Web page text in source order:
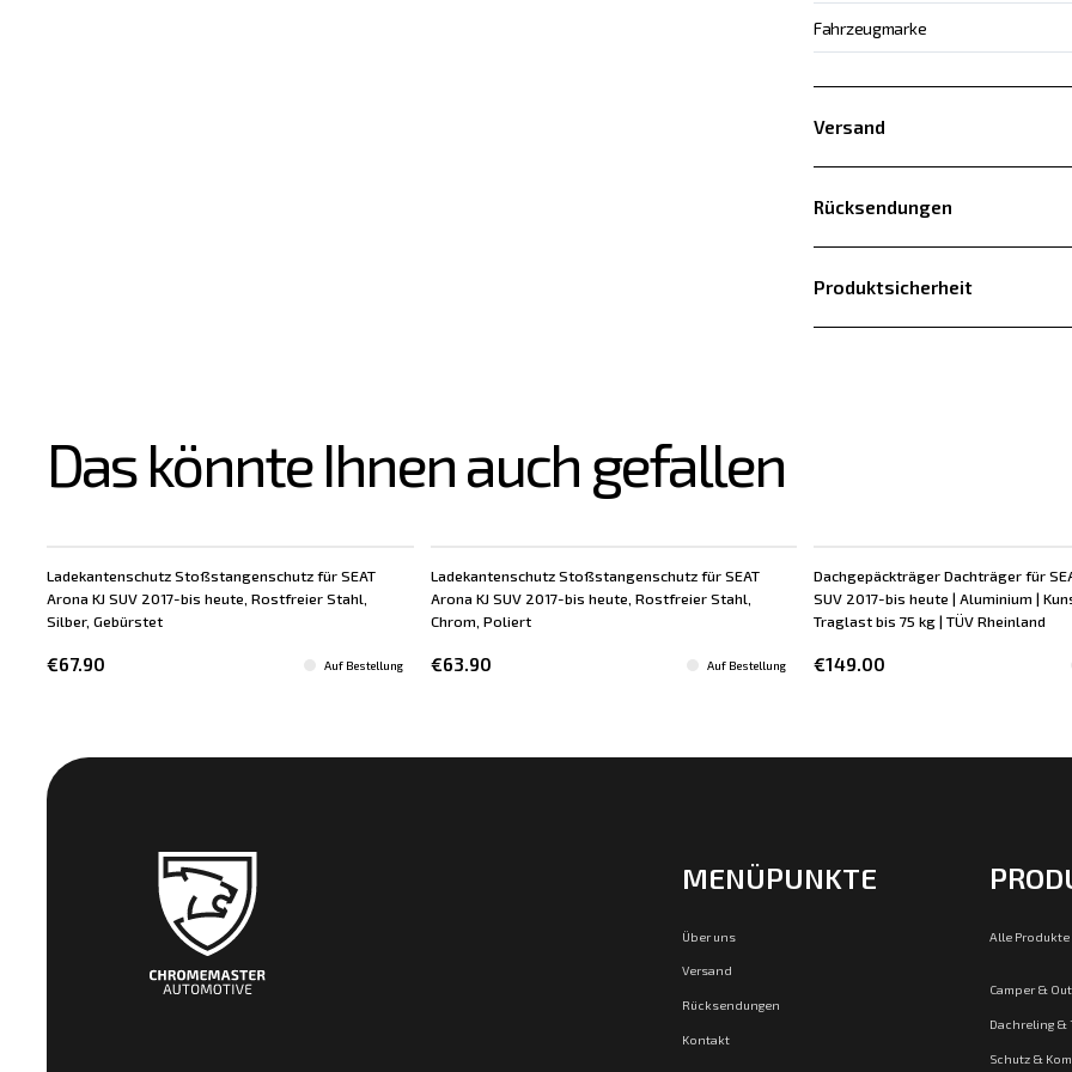
Fahrzeugmarke
Versand
Rücksendungen
Produktsicherheit
Das könnte Ihnen auch gefallen
Ladekantenschutz Stoßstangenschutz für SEAT
Arona KJ SUV 2017-bis heute, Rostfreier Stahl,
Silber, Gebürstet
€67.90 Auf Bestellung
Ladekantenschutz Stoßstangenschutz für SEAT
Arona KJ SUV 2017-bis heute, Rostfreier Stahl,
Chrom, Poliert
€63.90 Auf Bestellung
Dachgepäckträger Dachträger für
SUV 2017-bis heute | Aluminium |
Traglast bis 75 kg | TÜV Rheinland
€149.00
MENÜPUNKTE
Über uns
Versand
Rücksendungen
Kontakt
Alle Produkte
Camper &
Dachreling &
Schutz &